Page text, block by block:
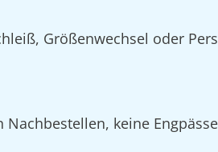
Größenwechsel oder
keine